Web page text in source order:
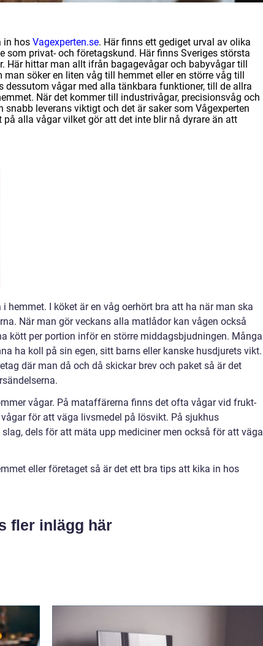
in hos Vagexperten.se. Här finns ett gediget urval av olika
som privat- och företagskund. Här finns Sveriges största
Här hittar man allt ifrån bagagevågar och babyvågar till
söker en liten våg till hemmet eller en större våg till
dessutom vågar med alla tänkbara funktioner, till de allra
När det kommer till industrivågar, precisionsvåg och
leverans viktigt och det är saker som Vågexperten
alla vågar vilket gör att det inte blir nå dyrare än att
I köket är en våg oerhört bra att ha när man ska
När man gör veckans alla matlådor kan vågen också
kött per portion inför en större middagsbjudningen. Många
ha koll på sin egen, sitt barns eller kanske husdjurets vikt.
där man då och då skickar brev och paket så är det
vågar. På mataffärerna finns det ofta vågar vid frukt-
för att väga livsmedel på lösvikt. På sjukhus
dels för att mäta upp mediciner men också för att väga
eller företaget så är det ett bra tips att kika in hos
fler inlägg här